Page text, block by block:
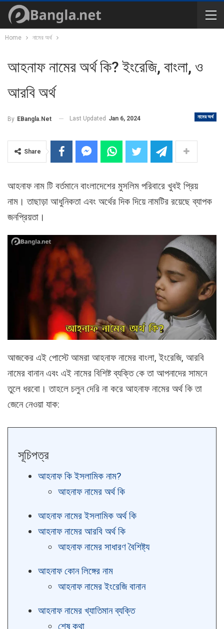
Home নামের অর্থ
আহনাফ নামের অর্থ কি? ইংরেজি, বাংলা, ও
আরবি অর্থ
নামের অর্থ
By EBangla.net Last Updated Jan 6, 2024
Share
আহনাফ নাম টি বর্তমানে বাংলাদেশের মুসলিম পরিবারে খুবই প্রিয়
নাম। তাছাড়া আধুনিকতা এবং অর্থের দিক দিয়ে নামটির রয়েছে ব্যাপক
জনপ্রিয়তা।
আজকের এই পোস্টে আমরা আহনাফ নামের বাংলা, ইংরেজি, আরবি
নামের বানান এবং এই নামের বিশিষ্ট ব্যক্তি কে তা আপনাদের সামনে
তুলে ধরবো। তাহলে চলুন দেরি না করে আহনাফ নামের অর্থ কি তা
জেনে নেওয়া যাক:
সূচিপত্র
আহনাফ কি ইসলামিক নাম?
আহনাফ নামের অর্থ কি
আহনাফ নামের ইসলামিক অর্থ কি
আহনাফ নামের আরবি অর্থ কি
আহনাফ নামের সাধারণ বৈশিষ্ট্য
আহনাফ কোন লিঙ্গের নাম
আহনাফ নামের ইংরেজি বানান
আহনাফ নামের খ্যাতিমান ব্যক্তি
শেষ কথা